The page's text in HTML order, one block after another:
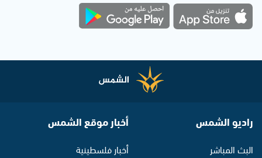
راديو الشمس
البث المباشر
أخبار موقع الشمس
أخبار فلسطينية